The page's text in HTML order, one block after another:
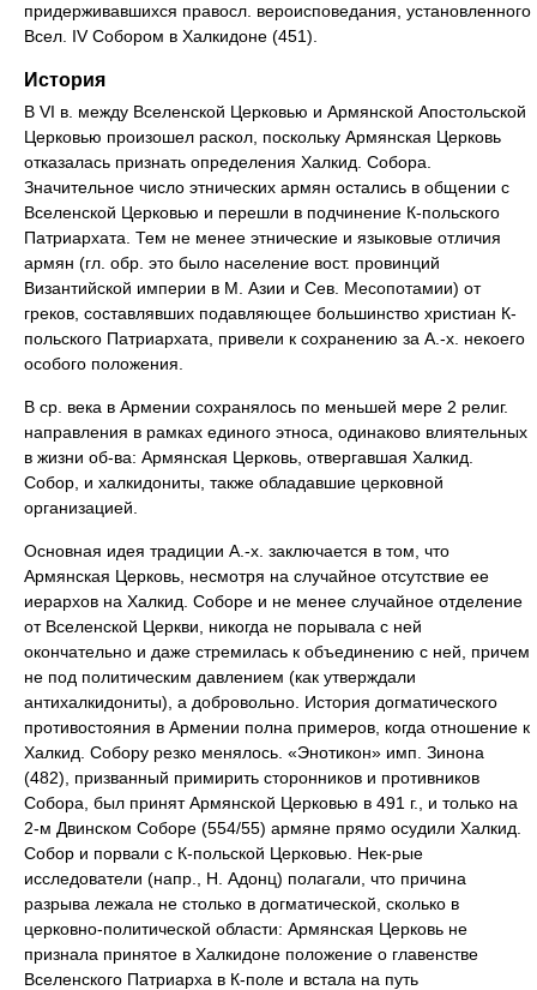
придерживавшихся правосл. вероисповедания, установленного
Всел. IV Собором в Халкидоне (451).
История
В VI в. между Вселенской Церковью и Армянской Апостольской
Церковью произошел раскол, поскольку Армянская Церковь
отказалась признать определения Халкид. Собора.
Значительное число этнических армян остались в общении с
Вселенской Церковью и перешли в подчинение К-польского
Патриархата. Тем не менее этнические и языковые отличия
армян (гл. обр. это было население вост. провинций
Византийской империи в М. Азии и Сев. Месопотамии) от
греков, составлявших подавляющее большинство христиан К-
польского Патриархата, привели к сохранению за А.-х. некоего
особого положения.
В ср. века в Армении сохранялось по меньшей мере 2 религ.
направления в рамках единого этноса, одинаково влиятельных
в жизни об-ва: Армянская Церковь, отвергавшая Халкид.
Собор, и халкидониты, также обладавшие церковной
организацией.
Основная идея традиции А.-х. заключается в том, что
Армянская Церковь, несмотря на случайное отсутствие ее
иерархов на Халкид. Соборе и не менее случайное отделение
от Вселенской Церкви, никогда не порывала с ней
окончательно и даже стремилась к объединению с ней, причем
не под политическим давлением (как утверждали
антихалкидониты), а добровольно. История догматического
противостояния в Армении полна примеров, когда отношение к
Халкид. Собору резко менялось. «Энотикон» имп. Зинона
(482), призванный примирить сторонников и противников
Собора, был принят Армянской Церковью в 491 г., и только на
2-м Двинском Соборе (554/55) армяне прямо осудили Халкид.
Собор и порвали с К-польской Церковью. Нек-рые
исследователи (напр., Н. Адонц) полагали, что причина
разрыва лежала не столько в догматической, сколько в
церковно-политической области: Армянская Церковь не
признала принятое в Халкидоне положение о главенстве
Вселенского Патриарха в К-поле и встала на путь